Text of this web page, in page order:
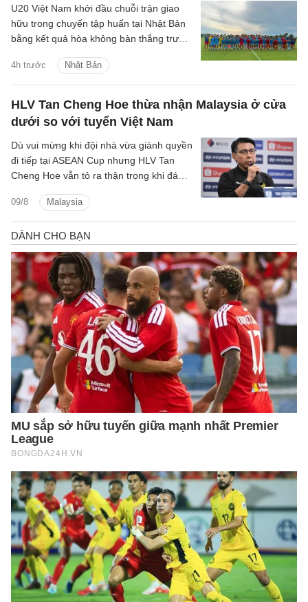
4h trước Nhật Bản
U20 Việt Nam khởi đầu chuỗi trận giao
hữu trong chuyến tập huấn tại Nhật Bản
bằng kết quả hòa không bàn thắng trước
HLV Tan Cheng Hoe thừa nhận Malaysia ở cửa
dưới so với tuyển Việt Nam
09/8 Malaysia
Dù vui mừng khi đội nhà vừa giành quyền
đi tiếp tại ASEAN Cup nhưng HLV Tan
Cheng Hoe vẫn tỏ ra thận trọng khi đánh
Việt Nam.